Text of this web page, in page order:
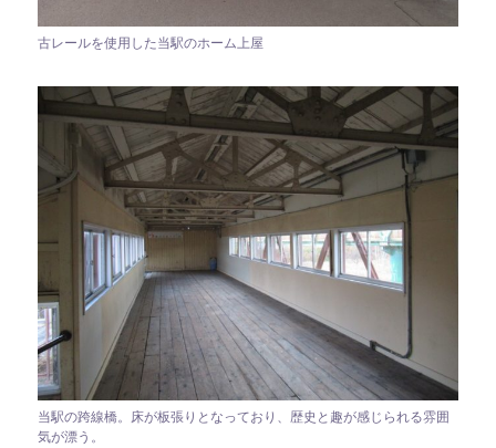
古レールを使用した当駅のホーム上屋
当駅の跨線橋。床が板張りとなっており、歴史と趣が感じられる雰囲
気が漂う。